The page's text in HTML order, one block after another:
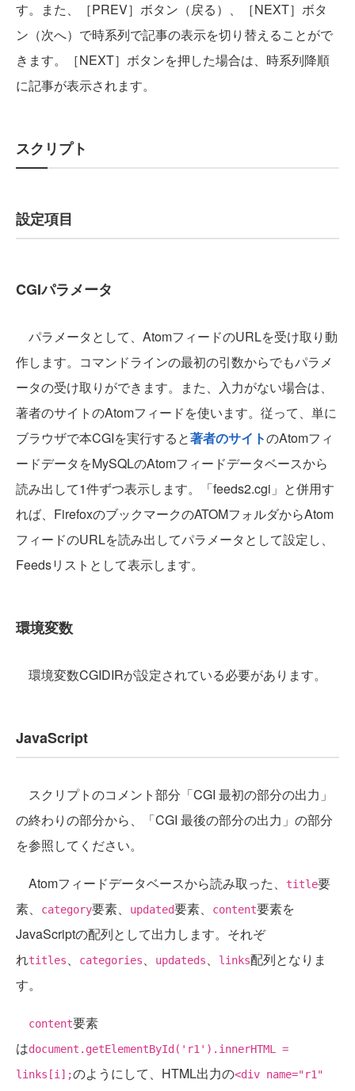
す。また、［PREV］ボタン（戻る）、［NEXT］ボタ
ン（次へ）で時系列で記事の表示を切り替えることがで
きます。［NEXT］ボタンを押した場合は、時系列降順
に記事が表示されます。
スクリプト
設定項目
CGIパラメータ
パラメータとして、AtomフィードのURLを受け取り動
作します。コマンドラインの最初の引数からでもパラメ
ータの受け取りができます。また、入力がない場合は、
著者のサイトのAtomフィードを使います。従って、単に
ブラウザで本CGIを実行すると著者のサイトのAtomフィ
ードデータをMySQLのAtomフィードデータベースから
読み出して1件ずつ表示します。「feeds2.cgi」と併用す
れば、FirefoxのブックマークのATOMフォルダからAtom
フィードのURLを読み出してパラメータとして設定し、
Feedsリストとして表示します。
環境変数
環境変数CGIDIRが設定されている必要があります。
JavaScript
スクリプトのコメント部分「CGI 最初の部分の出力」
の終わりの部分から、「CGI 最後の部分の出力」の部分
を参照してください。
Atomフィードデータベースから読み取った、 title要
素、
category要素、 updated要素、 content要素を
JavaScriptの配列として出力します。それぞ
れtitles、 categories、 updateds、 links配列となりま
す。
content要素
はdocument.getElementById('r1').innerHTML =
links[i];のようにして、HTML出力の<div name="r1"